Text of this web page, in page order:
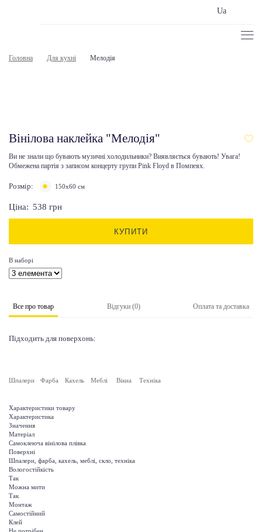
Ua
Головна Для кухні Мелодія
Вінілова наклейка "Мелодія"
Ви не знали що бувають музичні холодильники? Виявляється бувають! Увага!
Обмежена партія з записом концерту групи Pink Floyd в Помпеях.
Розмір: 150х60 см
Ціна: 538 грн
КУПИТИ
В наборі
Все про товар Відгуки (0) Оплата та доставка
Підходить для поверхонь:
Шпалери Фарба Кахель Меблі Вікна Техніка
Характеристики товару
Характеристика
Значення
Матеріал
Самоклеюча вінілова плівка
Поверхні
Шпалери, фарба, кахель, меблі, скло, техніка
Вологостійкість
Так
Можна мити
Так
Монтаж
Самостійний
Клей